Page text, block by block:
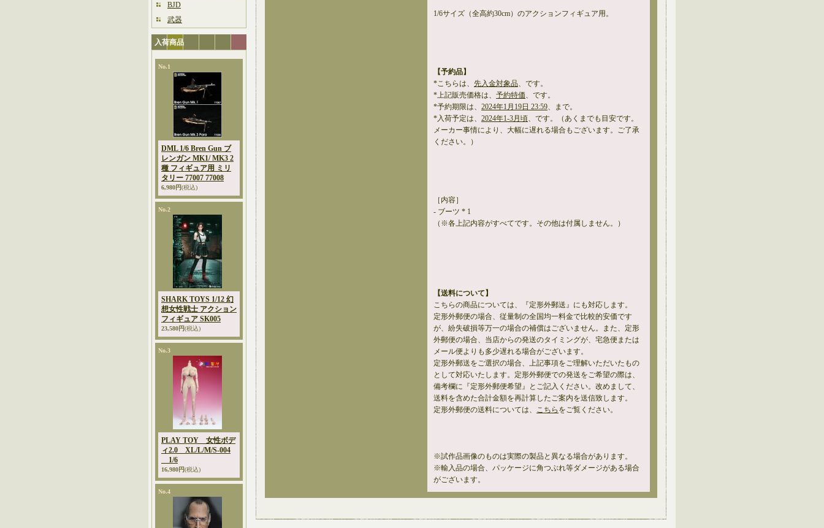
BJD
武器
入荷商品
No.1
DML 1/6 Bren Gun ブ
レンガン MK1/ MK3 2
種 フィギュア用 ミリ
タリー 77007 77008
6,980円(税込)
No.2
SHARK TOYS 1/12 幻
想女性戦士 アクション
フィギュア SK005
23,580円(税込)
No.3
PLAY TOY 女性ボデ
ィ2.0 XL/L/M/S-004
1/6
16,980円(税込)
No.4
1/6サイズ（全高約30cm）のアクションフィギュア用。
【予約品】
*こちらは、 先入金対象品、です。
*上記販売価格は、 予約特価、です。
*予約期限は、 2024年1月19日 23:59、まで。
*入荷予定は、 2024年1-3月頃、です。（あくまでも目安です。
メーカー事情により、大幅に遅れる場合もございます。ご了承
ください。）
［内容］
- ブーツ * 1
（※各上記内容がすべてです。その他は付属しません。）
【送料について】
こちらの商品については、『定形外郵送』にも対応します。
定形外郵便の場合、従量制の全国均一料金で比較的安価です
が、紛失破損等万一の場合の補償はございません。また、定形
外郵便の場合、当店からの発送のタイミングが、宅急便または
メール便よりも多少遅れる場合がございます。
定形外郵送をご選択の場合、上記事項をご理解いただいたもの
として対応いたします。定形外郵便での発送をご希望の際は、
備考欄に『定形外郵便希望』とご記入ください。改めまして、
送料を含めた合計金額を再計算したご案内を送信致します。
定形外郵便の送料については、 こちら をご覧ください。
※試作品画像のものは実際の製品と異なる場合があります。
※輸入品の場合、パッケージに角つぶれ等ダメージがある場合
がございます。